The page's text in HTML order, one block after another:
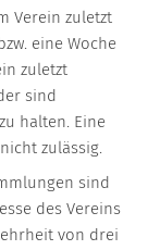
Verein zuletzt
eine Woche
zuletzt
sind
halten. Eine
zulässig.
sind
des Vereins
von drei